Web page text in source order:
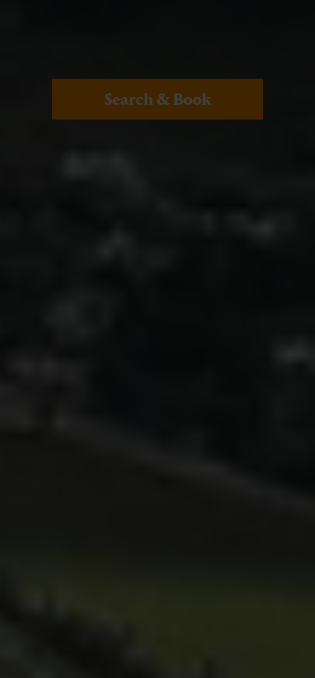
Search & Book